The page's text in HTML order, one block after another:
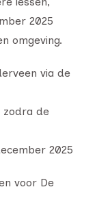
2025
omgeving.
via de
de
2025
voor De